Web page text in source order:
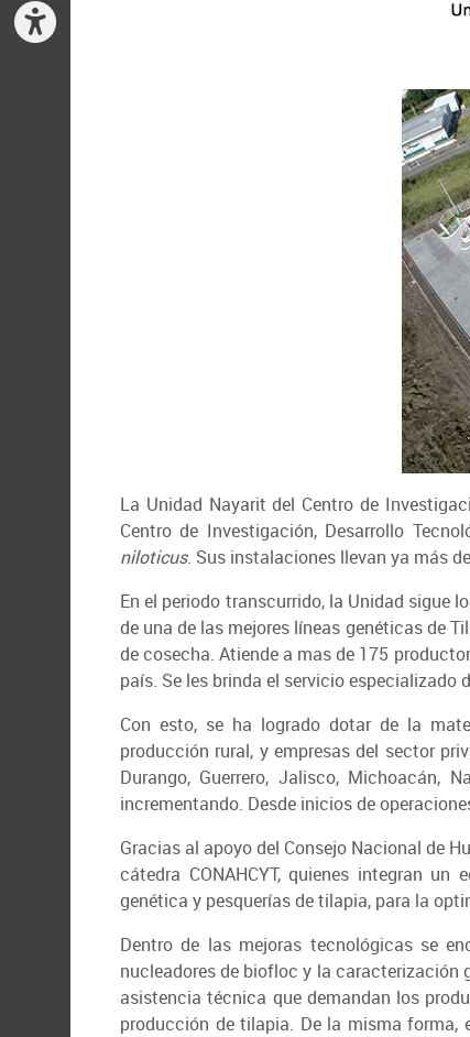
La Unidad Nayarit del Centro de
Centro de Investigación, Desarrollo
niloticus. Sus instalaciones llevan ya más
En el periodo transcurrido, la Unidad sigue
de una de las mejores líneas genéticas de
de cosecha. Atiende a mas de 175
país. Se les brinda el servicio especializado
Con esto, se ha logrado dotar de la
producción rural, y empresas del sector
Durango, Guerrero, Jalisco, Michoacán,
incrementando. Desde inicios de
Gracias al apoyo del Consejo Nacional de
cátedra CONAHCYT, quienes integran
genética y pesquerías de tilapia, para la
Dentro de las mejoras tecnológicas se
nucleadores de biofloc y la caracterización
asistencia técnica que demandan los
producción de tilapia. De la misma forma,